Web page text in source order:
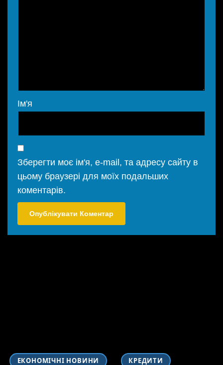
Ім'я
Зберегти моє ім'я, e-mail, та адресу сайту в
цьому браузері для моїх подальших
коментарів.
ЕКОНОМІЧНІ НОВИНИ КРЕДИТИ